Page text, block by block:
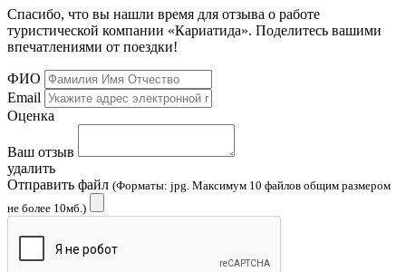
Спасибо, что вы нашли время для отзыва о работе
туристической компании «Кариатида». Поделитесь вашими
впечатлениями от поездки!
ФИО
Email
Оценка
Ваш отзыв
удалить
Отправить файл (Форматы: jpg. Максимум 10 файлов общим размером
не более 10мб.)